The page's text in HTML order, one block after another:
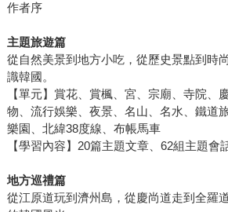
作者序
主題旅遊篇
從自然美景到地方小吃，從歷史景點到時
識韓國。
【單元】賞花、賞楓、宮、宗廟、寺院、
物、流行娛樂、夜景、名山、名水、鐵道
樂園、北緯38度線、布帳馬車
【學習內容】20篇主題文章、62組主題會
地方巡禮篇
從江原道玩到濟州島，從慶尚道走到全羅